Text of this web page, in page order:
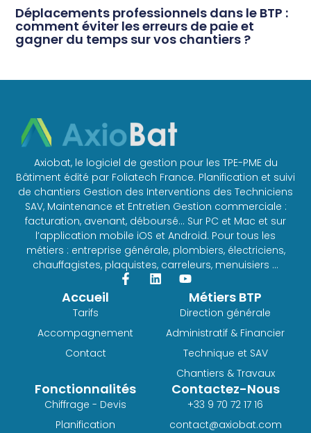
Déplacements professionnels dans le BTP :
comment éviter les erreurs de paie et
gagner du temps sur vos chantiers ?
Axiobat, le logiciel de gestion pour les TPE-PME du
Bâtiment édité par Foliatech France. Planification et suivi
de chantiers Gestion des Interventions des Techniciens
SAV, Maintenance et Entretien Gestion commerciale :
facturation, avenant, déboursé… Sur PC et Mac et sur
l’application mobile iOS et Android. Pour tous les
métiers : entreprise générale, plombiers, électriciens,
chauffagistes, plaquistes, carreleurs, menuisiers …
Accueil
Tarifs
Accompagnement
Contact
Métiers BTP
Direction générale
Administratif & Financier
Technique et SAV
Chantiers & Travaux
Fonctionnalités
Chiffrage - Devis
Planification
Contactez-Nous
+33 9 70 72 17 16
contact@axiobat.com